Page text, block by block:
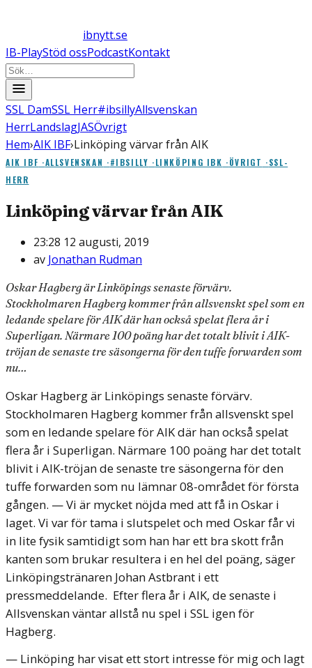
ibnytt.se
IB-PlayStöd ossPodcastKontakt
SSL DamSSL Herr#ibsillyAllsvenskan
HerrLandslagJASÖvrigt
Hem›AIK IBF›Linköping värvar från AIK
AIK IBF ·ALLSVENSKAN ·#IBSILLY ·LINKÖPING IBK ·ÖVRIGT ·SSL-
HERR
Linköping värvar från AIK
23:28 12 augusti, 2019
av Jonathan Rudman
Oskar Hagberg är Linköpings senaste förvärv.
Stockholmaren Hagberg kommer från allsvenskt spel som en
ledande spelare för AIK där han också spelat flera år i
Superligan. Närmare 100 poäng har det totalt blivit i AIK-
tröjan de senaste tre säsongerna för den tuffe forwarden som
nu…
Oskar Hagberg är Linköpings senaste förvärv.
Stockholmaren Hagberg kommer från allsvenskt spel
som en ledande spelare för AIK där han också spelat
flera år i Superligan. Närmare 100 poäng har det totalt
blivit i AIK-tröjan de senaste tre säsongerna för den
tuffe forwarden som nu lämnar 08-området för första
gången. — Vi är mycket nöjda med att få in Oskar i
laget. Vi var för tama i slutspelet och med Oskar får vi
in lite fysik samtidigt som han har ett bra skott från
kanten som brukar resultera i en hel del poäng, säger
Linköpingstränaren Johan Astbrant i ett
pressmeddelande. Efter flera år i AIK, de senaste i
Allsvenskan väntar allstå nu spel i SSL igen för
Hagberg.
— Linköping har visat ett stort intresse för mig och lagt